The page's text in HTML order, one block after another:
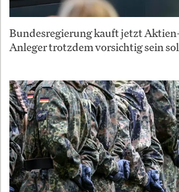
Bundesregierung kauft jetzt
Anleger trotzdem vorsichtig sein